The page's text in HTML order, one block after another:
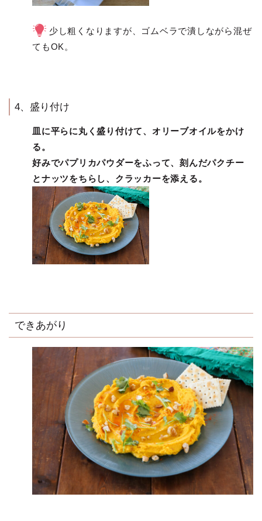
少し粗くなりますが、ゴムベラで潰しながら混ぜ
てもOK。
4、盛り付け
皿に平らに丸く盛り付けて、オリーブオイルをかけ
る。
好みでパプリカパウダーをふって、刻んだパクチー
とナッツをちらし、クラッカーを添える。
できあがり